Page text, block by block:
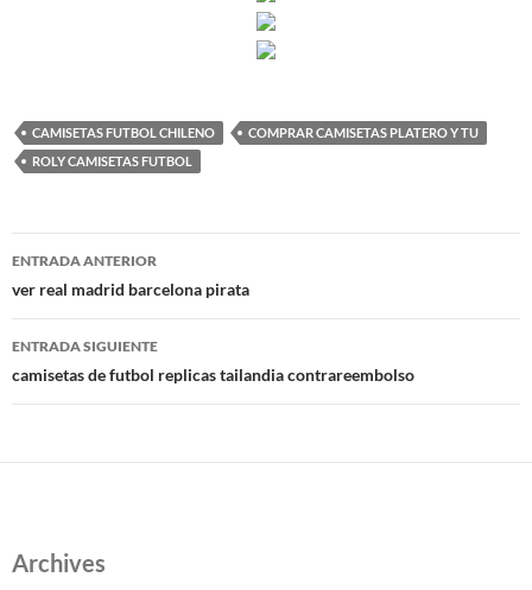
CAMISETAS FUTBOL CHILENO
COMPRAR CAMISETAS PLATERO Y TU
ROLY CAMISETAS FUTBOL
Navegación
de
entradas
ENTRADA ANTERIOR
ver real madrid barcelona pirata
ENTRADA SIGUIENTE
camisetas de futbol replicas tailandia contrareembolso
Archives